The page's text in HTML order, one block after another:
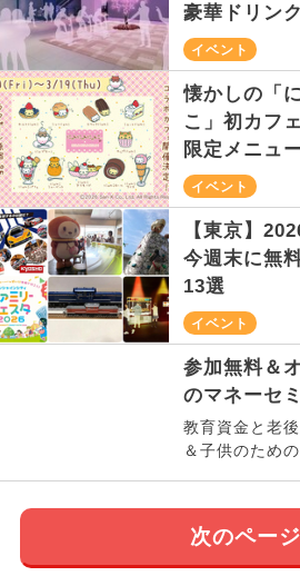
豪華ドリン
イベント
懐かしの「
こ」初カフ
限定メニュ
イベント
【東京】
今週末に無
13選
イベント
参加無料＆
のマネーセ
教育資金と老
＆子供のため
次のページ